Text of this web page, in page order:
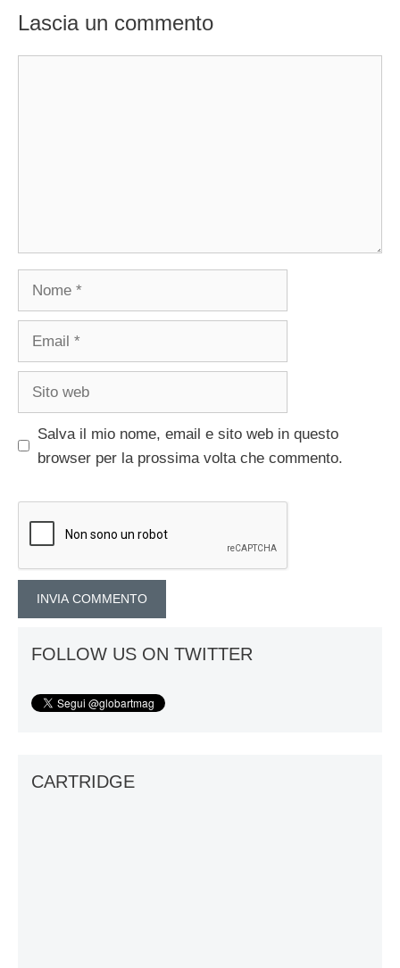
Lascia un commento
Salva il mio nome, email e sito web in questo
browser per la prossima volta che commento.
FOLLOW US ON TWITTER
CARTRIDGE